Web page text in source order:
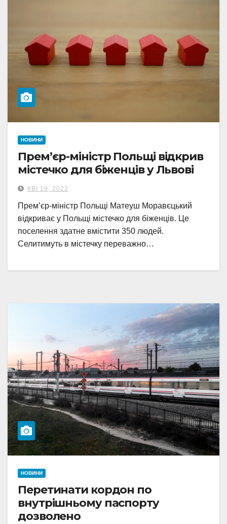
НОВИНИ
Прем’єр-міністр Польщі відкрив
містечко для біженців у Львові
КВІ 19, 2022
Прем’єр-міністр Польщі Матеуш Моравєцький
відкриває у Польщі містечко для біженців. Це
поселення здатне вмістити 350 людей.
Селитимуть в містечку переважно…
НОВИНИ
Перетинати кордон по
внутрішньому паспорту
дозволено